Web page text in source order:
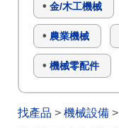
金/木工機械
農業機械
機械零配件
找產品 > 機械設備>